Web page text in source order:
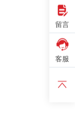
留言
客服